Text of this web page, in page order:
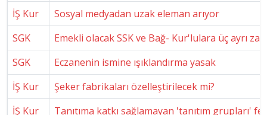
İŞ Kur
Sosyal medyadan uzak eleman arıyor
SGK
Emekli olacak SSK ve Bağ- Kur'lulara üç ayrı
SGK
Eczanenin ismine ışıklandırma yasak
İŞ Kur
Şeker fabrikaları özelleştirilecek mi?
İŞ Kur
Tanıtıma katkı sağlamayan 'tanıtım grupları'